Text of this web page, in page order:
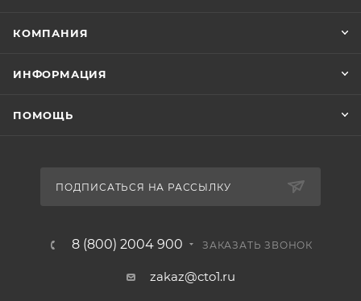
КОМПАНИЯ
ИНФОРМАЦИЯ
ПОМОЩЬ
ПОДПИСАТЬСЯ НА РАССЫЛКУ
8 (800) 2004 900 ЗАКАЗАТЬ ЗВОНОК
zakaz@cto1.ru